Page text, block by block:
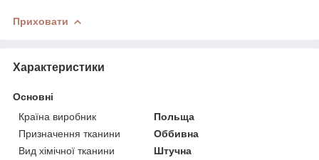
Приховати
Характеристики
Основні
Країна виробник
Польща
Призначення тканини
Оббивна
Вид хімічної тканини
Штучна